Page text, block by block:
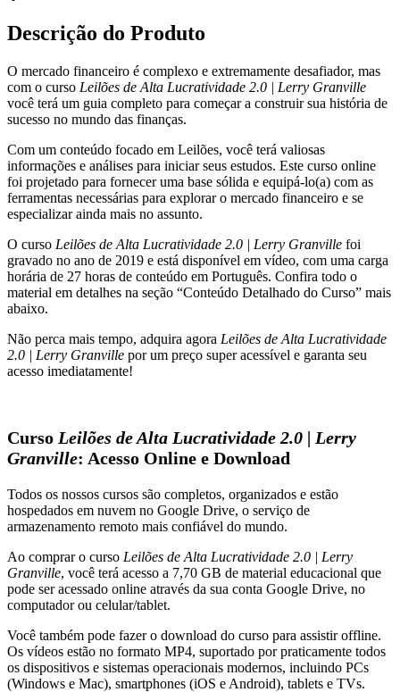
2.0
|
Granville
quantidade
Descrição do Produto
O mercado financeiro é complexo e extremamente desafiador, mas
com o curso Leilões de Alta Lucratividade 2.0 | Lerry Granville
você terá um guia completo para começar a construir sua história de
sucesso no mundo das finanças.
Com um conteúdo focado em Leilões, você terá valiosas
informações e análises para iniciar seus estudos. Este curso online
foi projetado para fornecer uma base sólida e equipá-lo(a) com as
ferramentas necessárias para explorar o mercado financeiro e se
especializar ainda mais no assunto.
O curso Leilões de Alta Lucratividade 2.0 | Lerry Granville foi
gravado no ano de 2019 e está disponível em vídeo, com uma carga
horária de 27 horas de conteúdo em Português. Confira todo o
material em detalhes na seção “Conteúdo Detalhado do Curso” mais
abaixo.
Não perca mais tempo, adquira agora Leilões de Alta Lucratividade
2.0 | Lerry Granville por um preço super acessível e garanta seu
acesso imediatamente!
Curso Leilões de Alta Lucratividade 2.0 | Lerry
Granville: Acesso Online e Download
Todos os nossos cursos são completos, organizados e estão
hospedados em nuvem no Google Drive, o serviço de
armazenamento remoto mais confiável do mundo.
Ao comprar o curso Leilões de Alta Lucratividade 2.0 | Lerry
Granville, você terá acesso a 7,70 GB de material educacional que
pode ser acessado online através da sua conta Google Drive, no
computador ou celular/tablet.
Você também pode fazer o download do curso para assistir offline.
Os vídeos estão no formato MP4, suportado por praticamente todos
os dispositivos e sistemas operacionais modernos, incluindo PCs
(Windows e Mac), smartphones (iOS e Android), tablets e TVs.